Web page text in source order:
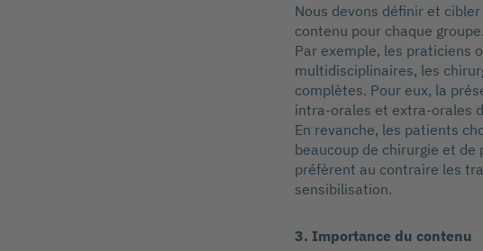
Nous devons définir et
contenu pour chaque groupe.
Par exemple, les praticiens
multidisciplinaires, les
complètes. Pour eux, la
intra-orales et extra-orales
En revanche, les patients
beaucoup de chirurgie et
préfèrent au contraire les
sensibilisation.
3. Importance du contenu